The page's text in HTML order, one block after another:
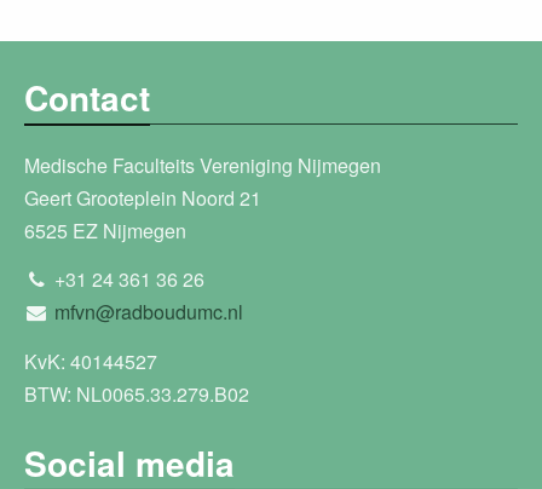
Contact
Medische Faculteits Vereniging Nijmegen
Geert Grooteplein Noord 21
6525 EZ Nijmegen
+31 24 361 36 26
mfvn@radboudumc.nl
KvK: 40144527
BTW: NL0065.33.279.B02
Social media